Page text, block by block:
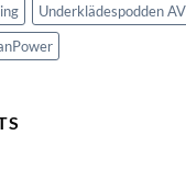
Underklädespodden